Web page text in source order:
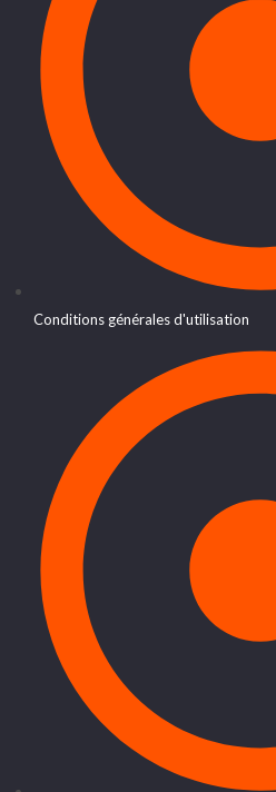
Conditions générales d'utilisation